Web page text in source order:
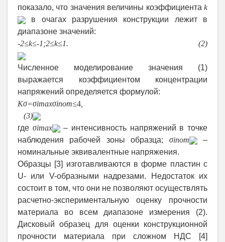
показало, что значения величины коэффициента k
в очагах разрушения конструкции лежит в
диапазоне значений:
-2≤k≤-1;2≤k≤1. (2)
Численное моделирование значения (1)
выражается коэффициентом концентрации
напряжений определяется формулой:
Kσ=σimaxσinom≤4
(3)
где σimax
– интенсивность напряжений в точке
наблюдения рабочей зоны образца; σinom
–
номинальные эквивалентные напряжения.
Образцы [3] изготавливаются в форме пластин с
U- или V-образными надрезами. Недостаток их
состоит в том, что они не позволяют осуществлять
расчетно-экспериментальную оценку прочности
материала во всем диапазоне измерения (2).
Дисковый образец для оценки конструкционной
прочности материала при сложном НДС
[4]